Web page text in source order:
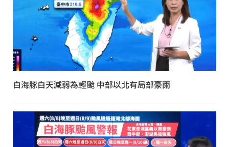
白海豚白天減弱為輕颱 中部以北有局部豪雨